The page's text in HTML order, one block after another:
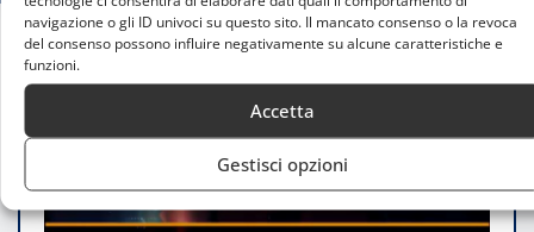
navigazione o gli ID univoci su questo sito. Il mancato consenso o la revoca
del consenso possono influire negativamente su alcune caratteristiche e
funzioni.
Accetta
Gestisci opzioni
Home
Sebastiani Rieti vince Gara 2: 2-0 su Urania Milano